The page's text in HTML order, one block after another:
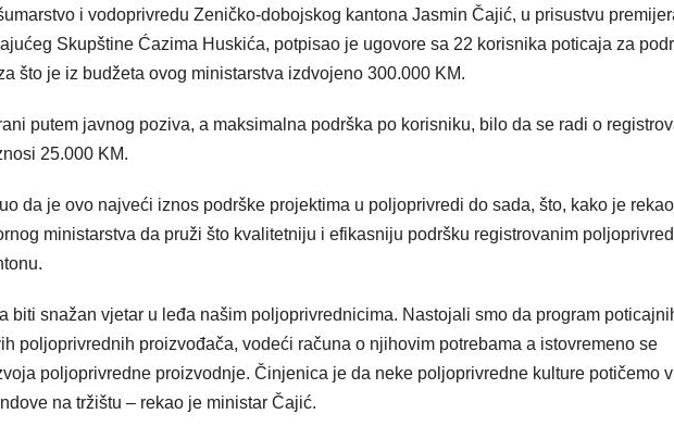
i vodoprivredu Zeničko-dobojskog kantona Jasmin Čajić, u prisustvu
Skupštine Ćazima Huskića, potpisao je ugovore sa 22 korisnika poticaja za
što je iz budžeta ovog ministarstva izdvojeno 300.000 KM.
putem javnog poziva, a maksimalna podrška po korisniku, bilo da se radi o
25.000 KM.
da je ovo najveći iznos podrške projektima u poljoprivredi do sada, što, kako je
ministarstva da pruži što kvalitetniju i efikasniju podršku registrovanim
biti snažan vjetar u leđa našim poljoprivrednicima. Nastojali smo da program
poljoprivrednih proizvođača, vodeći računa o njihovim potrebama a istovremeno se
poljoprivredne proizvodnje. Činjenica je da neke poljoprivredne kulture potičemo
na tržištu – rekao je ministar Čajić.